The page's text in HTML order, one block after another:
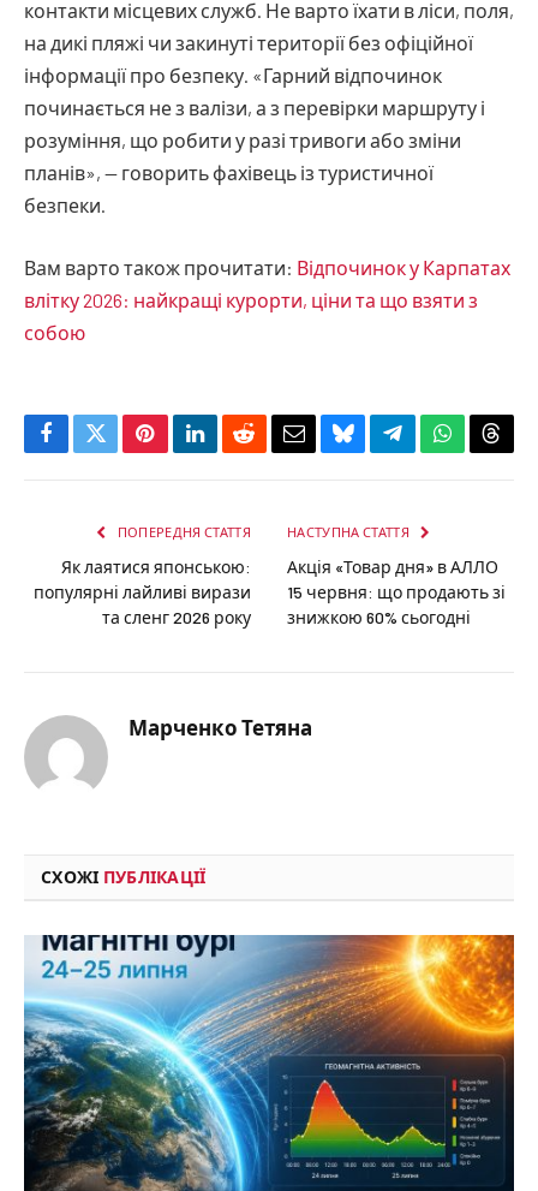
контакти місцевих служб. Не варто їхати в ліси, поля,
на дикі пляжі чи закинуті території без офіційної
інформації про безпеку. «Гарний відпочинок
починається не з валізи, а з перевірки маршруту і
розуміння, що робити у разі тривоги або зміни
планів», — говорить фахівець із туристичної
безпеки.
Вам варто також прочитати: Відпочинок у Карпатах
влітку 2026: найкращі курорти, ціни та що взяти з
собою
Facebook
TwitterPinterestLinkedInRedditEmailBlueskyTelegramWhatsApp
ПОПЕРЕДНЯ СТАТТЯ
Як лаятися японською:
популярні лайливі вирази
та сленг 2026 року
НАСТУПНА СТАТТЯ
Акція «Товар дня» в АЛЛО
15 червня: що продають зі
знижкою 60% сьогодні
Марченко Тетяна
СХОЖІ ПУБЛІКАЦІЇ